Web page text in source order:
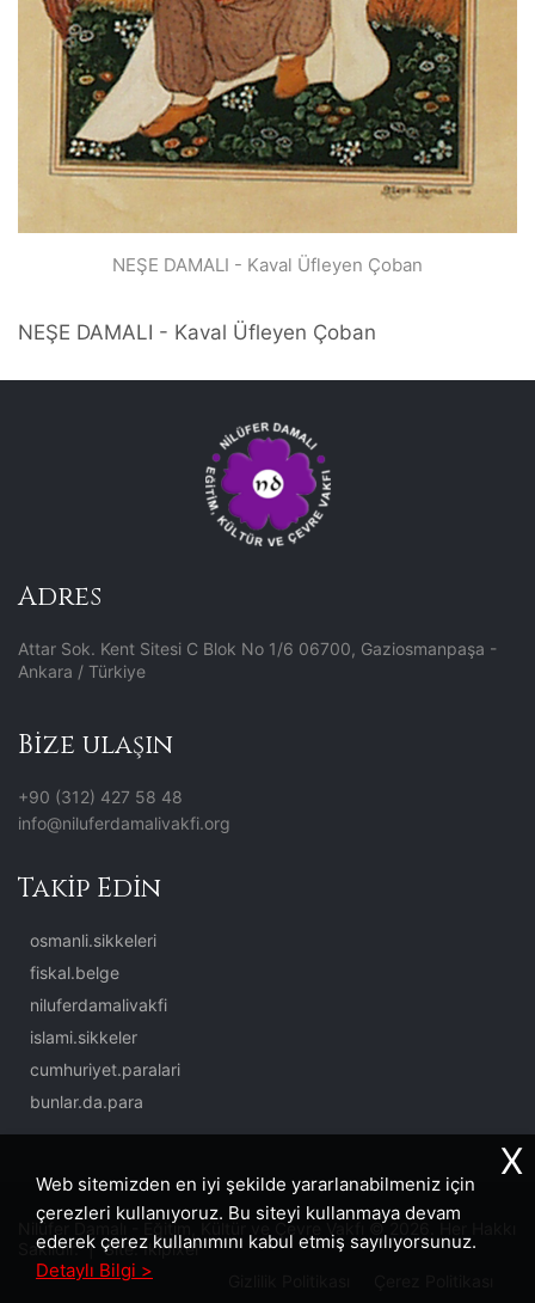
NEŞE DAMALI - Kaval Üfleyen Çoban
NEŞE DAMALI - Kaval Üfleyen Çoban
Adres
Attar Sok. Kent Sitesi C Blok No 1/6 06700, Gaziosmanpaşa -
Ankara / Türkiye
Bize ulaşın
+90 (312) 427 58 48
info@niluferdamalivakfi.org
Takip Edin
osmanli.sikkeleri
fiskal.belge
niluferdamalivakfi
islami.sikkeler
cumhuriyet.paralari
bunlar.da.para
Nilüfer Damalı - Eğitim, Kültür ve Çevre Vakfı © 2026. Her Hakkı
Saklıdır. | Site:İkipixel
Web sitemizden en iyi şekilde yararlanabilmeniz için
çerezleri kullanıyoruz. Bu siteyi kullanmaya devam
ederek çerez kullanımını kabul etmiş sayılıyorsunuz.
Detaylı Bilgi >
X